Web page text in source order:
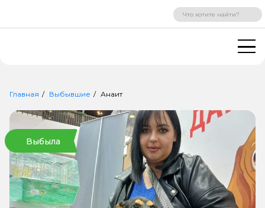
ВХОД РЕГИСТРАЦИЯ
Главная Выбывшие Анаит
Выбыла